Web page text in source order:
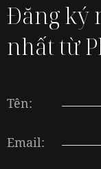
Đăng ký
nhất từ
Tên:
Email: